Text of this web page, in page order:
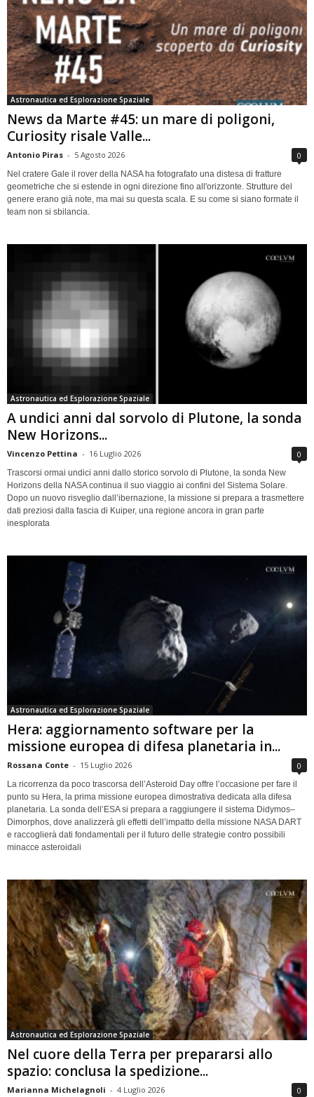
Astronautica ed Esplorazione Spaziale
News da Marte #45: un mare di poligoni,
Curiosity risale Valle...
Antonio Piras - 5 Agosto 2026 0
Nel cratere Gale il rover della NASA ha fotografato una distesa di fratture
geometriche che si estende in ogni direzione fino all'orizzonte. Strutture del
genere erano già note, ma mai su questa scala. E su come si siano formate il
team non si sbilancia.
Astronautica ed Esplorazione Spaziale
A undici anni dal sorvolo di Plutone, la sonda
New Horizons...
Vincenzo Pettina - 16 Luglio 2026 0
Trascorsi ormai undici anni dallo storico sorvolo di Plutone, la sonda New
Horizons della NASA continua il suo viaggio ai confini del Sistema Solare.
Dopo un nuovo risveglio dall’ibernazione, la missione si prepara a trasmettere
dati preziosi dalla fascia di Kuiper, una regione ancora in gran parte
inesplorata
Astronautica ed Esplorazione Spaziale
Hera: aggiornamento software per la
missione europea di difesa planetaria in...
Rossana Conte - 15 Luglio 2026 0
La ricorrenza da poco trascorsa dell’Asteroid Day offre l’occasione per fare il
punto su Hera, la prima missione europea dimostrativa dedicata alla difesa
planetaria. La sonda dell’ESA si prepara a raggiungere il sistema Didymos–
Dimorphos, dove analizzerà gli effetti dell’impatto della missione NASA DART
e raccoglierà dati fondamentali per il futuro delle strategie contro possibili
minacce asteroidali
Astronautica ed Esplorazione Spaziale
Nel cuore della Terra per prepararsi allo
spazio: conclusa la spedizione...
Marianna Michelagnoli - 4 Luglio 2026 0